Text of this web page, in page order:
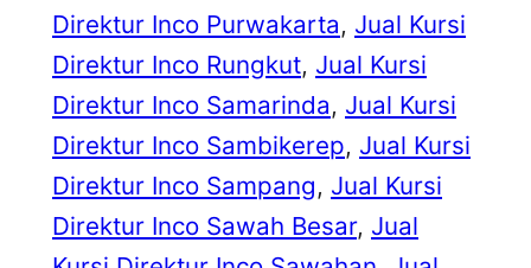
Direktur Inco Purwakarta, Jual Kursi
Direktur Inco Rungkut, Jual Kursi
Direktur Inco Samarinda, Jual Kursi
Direktur Inco Sambikerep, Jual Kursi
Direktur Inco Sampang, Jual Kursi
Direktur Inco Sawah Besar, Jual